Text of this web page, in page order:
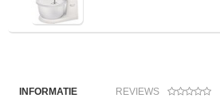
INFORMATIE REVIEWS